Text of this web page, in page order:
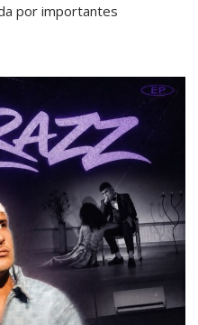
por importantes